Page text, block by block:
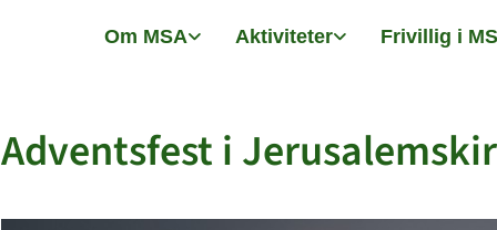
Om MSA Aktiviteter Frivillig i
Adventsfest i